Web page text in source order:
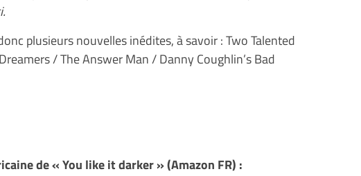
plusieurs nouvelles inédites, à savoir : Two Talented
/ The Answer Man / Danny Coughlin’s Bad
de « You like it darker » (Amazon FR) :